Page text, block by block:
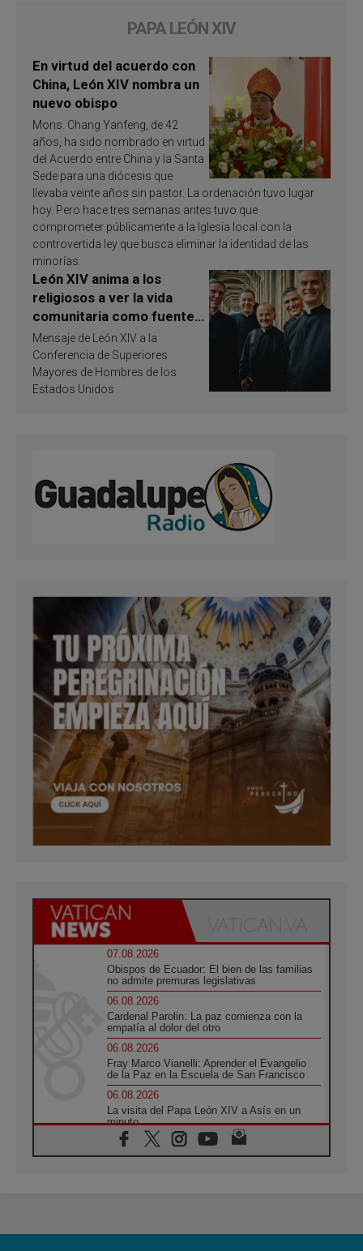
PAPA LEÓN XIV
En virtud del acuerdo con
China, León XIV nombra un
nuevo obispo
Mons. Chang Yanfeng, de 42
años, ha sido nombrado en virtud
del Acuerdo entre China y la Santa
Sede para una diócesis que
llevaba veinte años sin pastor. La ordenación tuvo lugar
hoy. Pero hace tres semanas antes tuvo que
comprometer públicamente a la Iglesia local con la
controvertida ley que busca eliminar la identidad de las
minorías.
León XIV anima a los
religiosos a ver la vida
comunitaria como fuente
de inspiración y
santificación
Mensaje de León XIV a la
Conferencia de Superiores
Mayores de Hombres de los
Estados Unidos
07.08.2026
Obispos de Ecuador: El bien de las familias
no admite premuras legislativas
06.08.2026
Cardenal Parolin: La paz comienza con la
empatía al dolor del otro
06.08.2026
Fray Marco Vianelli: Aprender el Evangelio
de la Paz en la Escuela de San Francisco
06.08.2026
La visita del Papa León XIV a Asís en un
minuto
06.08.2026
El agradecimiento de los jóvenes al Papa: